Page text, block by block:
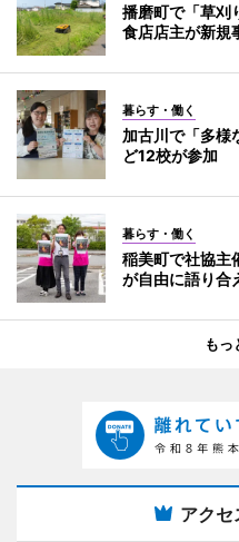
播磨町で「草
食店店主が新規
暮らす・働く
加古川で「多
ど12校が参加
暮らす・働く
稲美町で社協
が自由に語り合
もっ
アクセ